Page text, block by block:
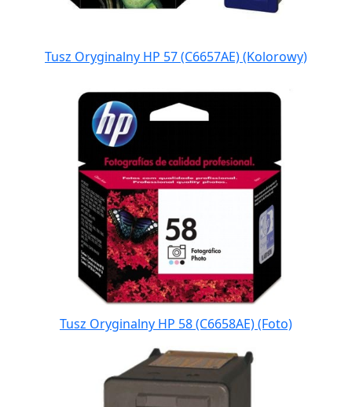
Tusz Oryginalny HP 57 (C6657AE) (Kolorowy)
Tusz Oryginalny HP 58 (C6658AE) (Foto)